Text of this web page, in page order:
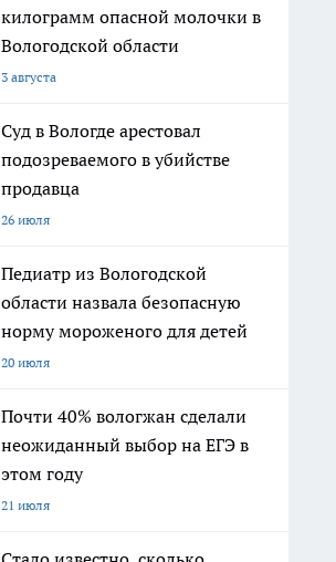
килограмм опасной молочки в
Вологодской области
3 августа
Суд в Вологде арестовал
подозреваемого в убийстве
продавца
26 июля
Педиатр из Вологодской
области назвала безопасную
норму мороженого для детей
20 июля
Почти 40% вологжан сделали
неожиданный выбор на ЕГЭ в
этом году
21 июля